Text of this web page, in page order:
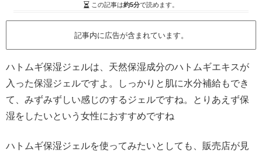
この記事は約5分で読めます。
記事内に広告が含まれています。
ハトムギ保湿ジェルは、天然保湿成分のハトムギエキスが
入った保湿ジェルですよ。しっかりと肌に水分補給もでき
て、みずみずしい感じのするジェルですね。とりあえず保
湿をしたいという女性におすすめですね
ハトムギ保湿ジェルを使ってみたいとしても、販売店が見